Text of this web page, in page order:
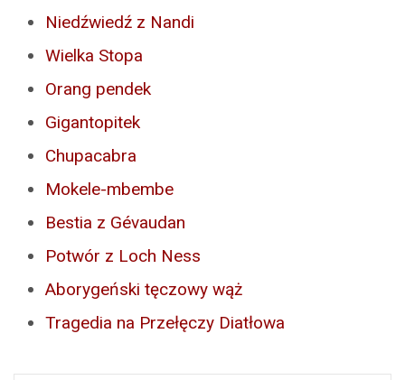
Niedźwiedź z Nandi
Wielka Stopa
Orang pendek
Gigantopitek
Chupacabra
Mokele-mbembe
Bestia z Gévaudan
Potwór z Loch Ness
Aborygeński tęczowy wąż
Tragedia na Przełęczy Diatłowa